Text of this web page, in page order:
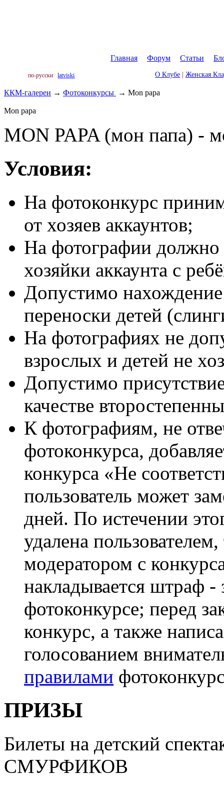
Главная Форум Статьи
по-русски latviski О Клубе Женская
ККМ-галереи → Фотоконкурсы → Mon papa
Mon papa
MON PAPA (мон папа) -
Условия:
На фотоконкурс
от хозяев аккаунтов;
На фотографии должно
хозяйки аккаунта с
Допустимо
переноски детей
На фотографиях не
взрослых и детей не
Допустимо
качестве
К фотографиям, не
фотоконкурса,
конкурса «Не
пользователь может
дней. По истечении
удалена
модератором с
накладывается штраф -
фотоконкурсе; перед
конкурс, а также
голосованием
правилами
ПРИЗЫ
Билеты на детский
СМУРФИКОВ